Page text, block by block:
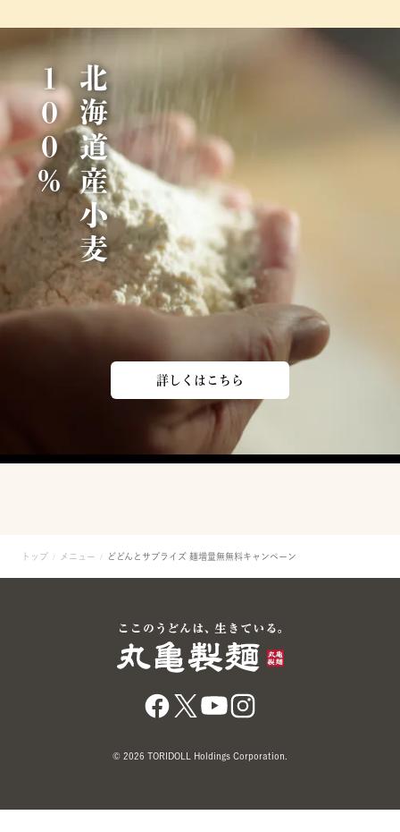
北
海
道
産
小
麦
1
0
0
％
詳しくはこちら
トップ メニュー どどんとサプライズ 麺増量無無料キャンペーン
© 2026 TORIDOLL Holdings Corporation.